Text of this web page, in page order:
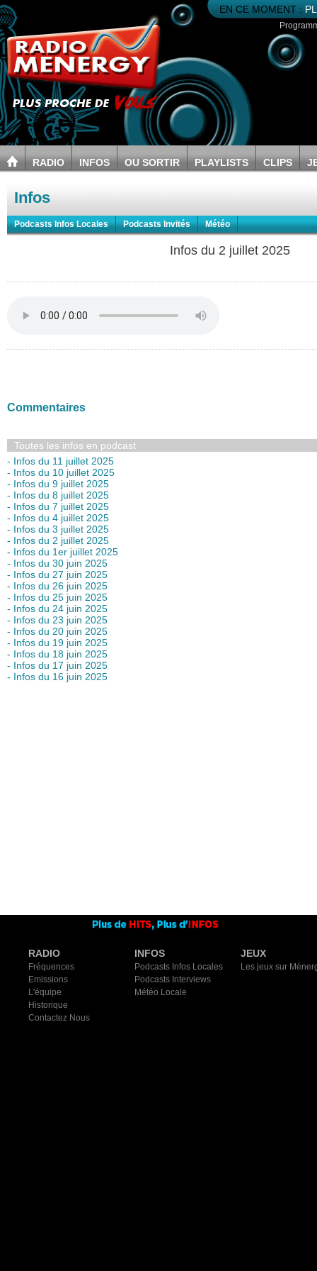
EN CE MOMENT :
RADIO INFOS OU SORTIR PLAYLISTS CLIPS
Infos
Podcasts Infos Locales Podcasts Invités Météo
Infos du 2 juillet 2025
Commentaires
Toutes les infos en podcast
- Infos du 11 juillet 2025
- Infos du 10 juillet 2025
- Infos du 9 juillet 2025
- Infos du 8 juillet 2025
- Infos du 7 juillet 2025
- Infos du 4 juillet 2025
- Infos du 3 juillet 2025
- Infos du 2 juillet 2025
- Infos du 1er juillet 2025
- Infos du 30 juin 2025
- Infos du 27 juin 2025
- Infos du 26 juin 2025
- Infos du 25 juin 2025
- Infos du 24 juin 2025
- Infos du 23 juin 2025
- Infos du 20 juin 2025
- Infos du 19 juin 2025
- Infos du 18 juin 2025
- Infos du 17 juin 2025
- Infos du 16 juin 2025
RADIO
Fréquences
Emissions
L'équipe
Historique
Contactez Nous
INFOS
Podcasts Infos Locales
Podcasts Interviews
Météo Locale
JEUX
Les jeux sur